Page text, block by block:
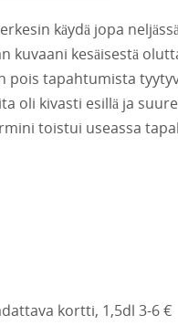
käydä jopa
kesäisestä
pois tapahtumista
oli kivasti esillä ja
toistui useassa
kortti, 1,5dl 3-6 €